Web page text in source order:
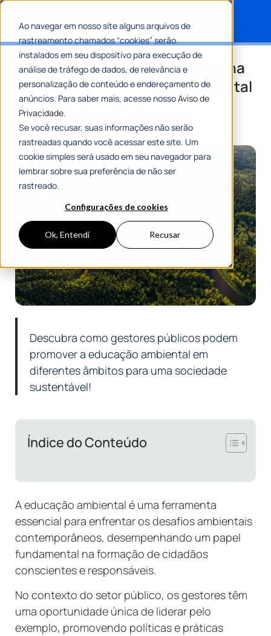
Ao navegar em nosso site alguns arquivos de
rastreamento chamados “cookies” serão
instalados em seu dispositivo para execução de
análise de tráfego de dados, de relevância e
personalização de conteúdo e endereçamento de
anúncios. Para saber mais, acesse nossoAviso de
Privacidade.
Se você recusar, suas informações não serão
rastreadas quando você acessar este site. Um
cookie simples será usado em seu navegador para
lembrar sobre sua preferência de não ser
rastreado.
Configurações de cookies
Ok, Entendi Recusar
O papel dos gestores públicos na
promoção da educação ambiental
PorEquipe Editorial 1Doc
6 Min De Leitura
Descubra como gestores públicos podem
promover a educação ambiental em
diferentes âmbitos para uma sociedade
sustentável!
Índice do Conteúdo
A educação ambiental é uma ferramenta
essencial para enfrentar os desafios ambientais
contemporâneos, desempenhando um papel
fundamental na formação de cidadãos
conscientes e responsáveis.
No contexto do setor público, os gestores têm
uma oportunidade única de liderar pelo
exemplo, promovendo políticas e práticas